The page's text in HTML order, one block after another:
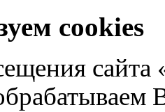
cookies
сайта